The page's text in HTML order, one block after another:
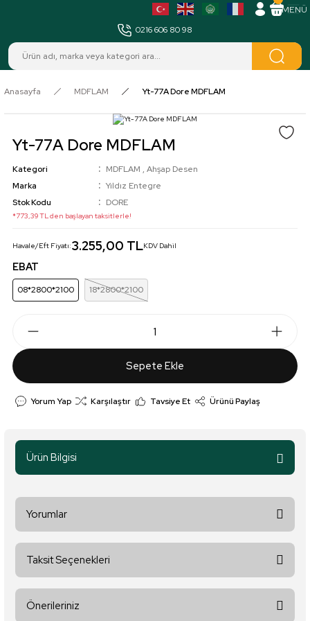
0216 606 80 98
Anasayfa MDFLAM Yt-77A Dore MDFLAM
Yt-77A Dore MDFLAM
Kategori MDFLAM , Ahşap Desen
Marka
Yıldız Entegre
Stok Kodu
DORE
*773,39 TL den başlayan taksitlerle!
Havale/Eft Fiyatı:3.255,00 TLKDV Dahil
EBAT
08*2800*2100 18*2800*2100
Sepete Ekle
Yorum Yap Karşılaştır Tavsiye Et Ürünü Paylaş
Ürün Bilgisi
Yorumlar
Taksit Seçenekleri
Önerileriniz